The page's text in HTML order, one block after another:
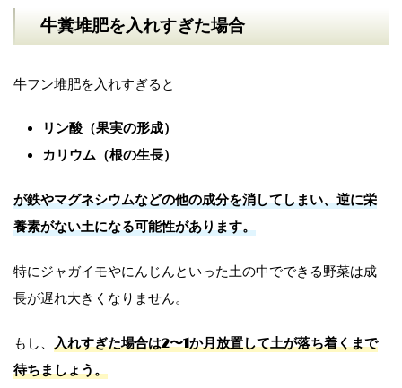
牛糞堆肥を入れすぎた場合
牛フン堆肥を入れすぎると
リン酸（果実の形成）
カリウム（根の生長）
が鉄やマグネシウムなどの他の成分を消してしまい、逆に栄
養素がない土になる可能性があります。
特にジャガイモやにんじんといった土の中でできる野菜は成
長が遅れ大きくなりません。
もし、 入れすぎた場合は2〜1か月放置して土が落ち着くまで
待ちましょう。